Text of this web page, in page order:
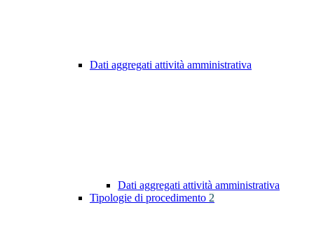
Dati aggregati attività amministrativa
Dati aggregati attività amministrativa
Tipologie di procedimento 2